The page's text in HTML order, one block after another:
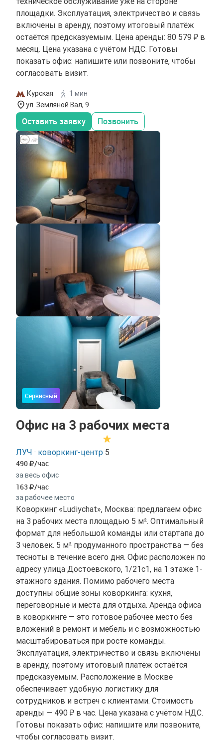
площадки. Эксплуатация, электричество и связь
включены в аренду, поэтому итоговый платёж
остаётся предсказуемым. Цена аренды: 80 579 ₽ в
месяц. Цена указана с учётом НДС. Готовы
показать офис: напишите или позвоните, чтобы
согласовать визит.
Курская
1 мин
ул. Земляной Вал, 9
Оставить заявку Позвонить
Сервисный
Офис на 3 рабочих места
ЛУЧ · коворкинг-центр 5
490 /час
за весь офис
163 /час
за рабочее место
Коворкинг «Ludiychat», Москва: предлагаем офис
на 3 рабочих места площадью 5 м². Оптимальный
формат для небольшой команды или стартапа до
3 человек. 5 м² продуманного пространства — без
тесноты в течение всего дня. Офис расположен по
адресу улица Достоевского, 1/21с1, на 1 этаже 1-
этажного здания. Помимо рабочего места
доступны общие зоны коворкинга: кухня,
переговорные и места для отдыха. Аренда офиса
в коворкинге — это готовое рабочее место без
вложений в ремонт и мебель и с возможностью
масштабироваться при росте команды.
Эксплуатация, электричество и связь включены
в аренду, поэтому итоговый платёж остаётся
предсказуемым. Расположение в Москве
обеспечивает удобную логистику для
сотрудников и встреч с клиентами. Стоимость
аренды — 490 ₽ в час. Цена указана с учётом НДС.
Готовы показать офис: напишите или позвоните,
чтобы согласовать визит.